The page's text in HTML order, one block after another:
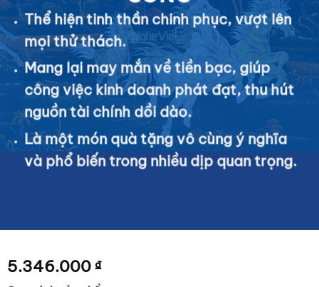
Thể hiện tinh thần chinh phục, vượt lên
mọi thử thách.
Mang lại may mắn về tiền bạc, giúp
công việc kinh doanh phát đạt, thu hút
nguồn tài chính dồi dào.
Là một món quà tặng vô cùng ý nghĩa
và phổ biến trong nhiều dịp quan trọng.
5.346.000 ₫